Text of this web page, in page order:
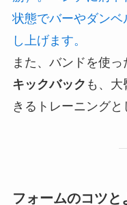
状態でバーやダン
し上げます。
また、バンドを使っ
キックバック も、
きるトレーニングと
フォームのコツと